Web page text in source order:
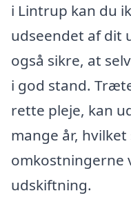
i Lintrup kan du
udseendet af dit
også sikre, at
i god stand.
rette pleje, kan
mange år,
omkostningerne
udskiftning.